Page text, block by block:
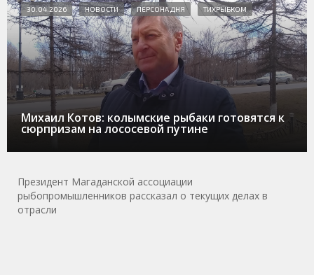
Михаил Котов: колымские рыбаки готовятся к
сюрпризам на лососевой путине
30.04.2026 НОВОСТИ ПЕРСОНА ДНЯ ТИХРЫБКОМ
Президент Магаданской ассоциации
рыбопромышленников рассказал о текущих делах в
отрасли